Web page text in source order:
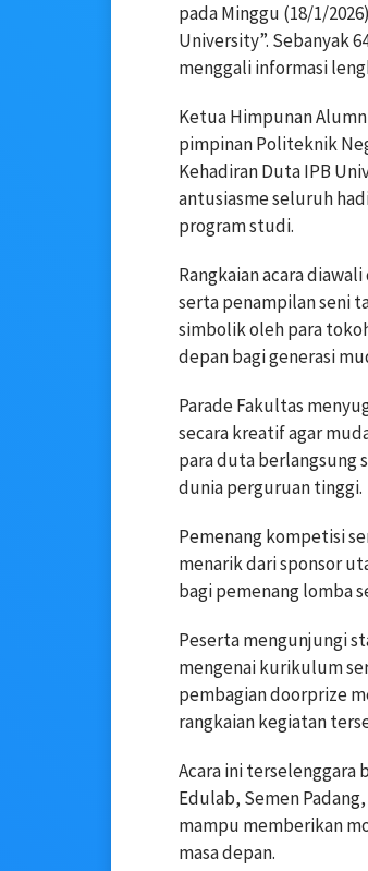
pada Minggu (18/1/
University”. Sebanyak
menggali informasi
Ketua Himpunan
pimpinan Politeknik
Kehadiran Duta IPB
antusiasme seluruh
program studi.
Rangkaian acara
serta penampilan seni
simbolik oleh para
depan bagi generasi
Parade Fakultas
secara kreatif agar
para duta berlangsung
dunia perguruan tinggi.
Pemenang kompetisi
menarik dari sponsor
bagi pemenang lomba
Peserta mengunjungi
mengenai kurikulum
pembagian doorprize
rangkaian kegiatan
Acara ini terselenggara
Edulab, Semen
mampu memberikan
masa depan.